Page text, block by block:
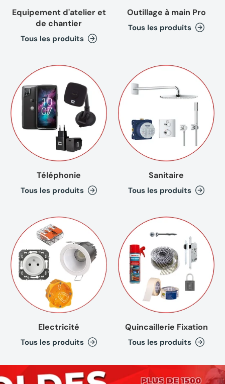
(1
Equipement d'atelier et
de chantier
Tous les produits
Outillage à main Pro
Tous les produits
Téléphonie
Tous les produits
Sanitaire
Tous les produits
Electricité
Tous les produits
Quincaillerie Fixation
Tous les produits